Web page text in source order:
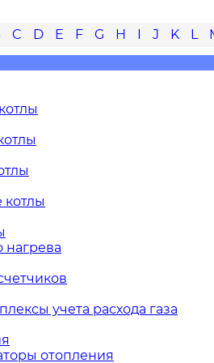
C D E F G H I J K L
котлы
нагрева
учета расхода газа
отопления